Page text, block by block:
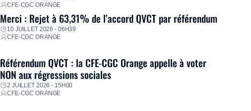
CFE-CGC ORANGE
Merci : Rejet à 63,31% de l’accord QVCT par référendum
10 JUILLET 2026 - 06H39
CFE-CGC ORANGE
Référendum QVCT : la CFE-CGC Orange appelle à voter
NON aux régressions sociales
2 JUILLET 2026 - 15H00
CFE-CGC ORANGE